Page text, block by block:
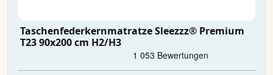
Taschenfederkernmatratze Sleezzz® Premium
T23 90x200 cm H2/H3